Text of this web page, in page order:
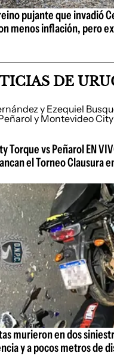
pujante que invadió
menos inflación, pero
DE
Torque vs Peñarol EN
el Torneo Clausura
murieron en dos
y a pocos metros de